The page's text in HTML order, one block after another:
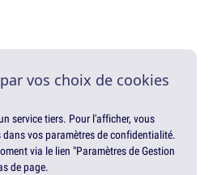
vos choix de cookies
service tiers. Pour l'afficher, vous
dans vos paramètres de confidentialité.
via le lien "Paramètres de Gestion
de page.